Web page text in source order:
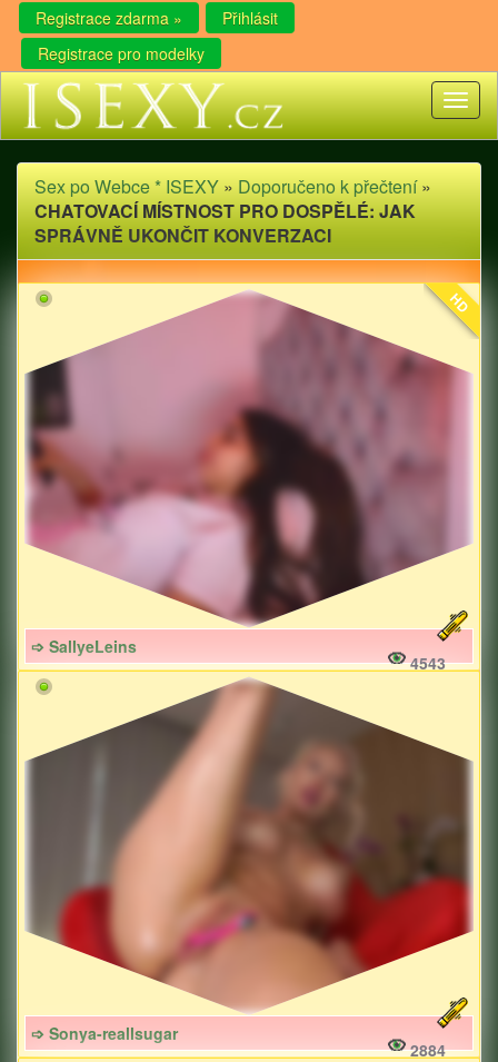
Registrace zdarma »
Přihlásit
Registrace pro modelky
Sex po Webce * ISEXY » Doporučeno k přečtení»
CHATOVACÍ MÍSTNOST PRO DOSPĚLÉ: JAK
SPRÁVNĚ UKONČIT KONVERZACI
HD
➩ SallyeLeins
4543
➩ Sonya-reallsugar
2884